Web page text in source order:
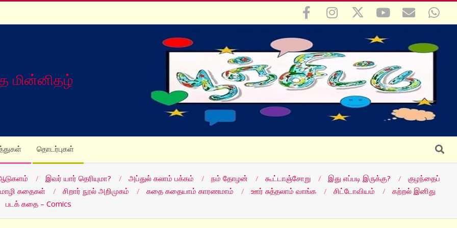
மின்னிதழ்
தொடர்புகள் Search
இவர் யார் தெரியுமா? அப்துல் கலாம் பக்கம் நம் தோழன் கூட்டாஞ்சோறு இது எப்படி இருக்கு?
குழந்தைப்
கதைகள் சிறார் நூல் அறிமுகம் கதை கதையாம் காரணமாம் ஊர் சுத்தலாம் வாங்க சிட்டோவியம்
கற்றல் இனிது
படக் கதை – Comics